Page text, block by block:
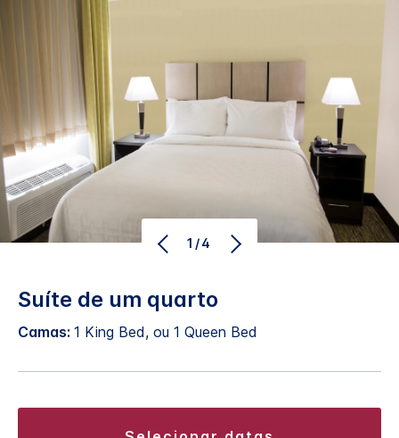
1/4
Suíte de um quarto
Camas: 1 King Bed, ou 1 Queen Bed